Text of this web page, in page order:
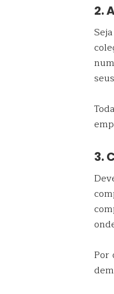
2.
3.
Por